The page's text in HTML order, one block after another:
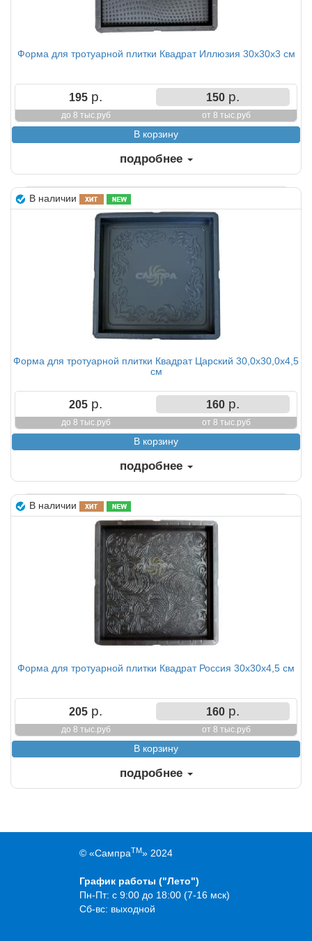
Форма для тротуарной плитки Квадрат Иллюзия 30х30х3 см
195 р.
до 8 тыс.руб
150р.
от 8 тыс.руб
подробнее
В наличии
Форма для тротуарной плитки Квадрат Царский 30,0х30,0х4,5
см
205 р.
до 8 тыс.руб
160р.
от 8 тыс.руб
подробнее
В наличии
Форма для тротуарной плитки Квадрат Россия 30х30х4,5 см
205 р.
до 8 тыс.руб
160р.
от 8 тыс.руб
подробнее
© «СампраTM» 2024
График работы ("Лето")
Пн-Пт: с 9:00 до 18:00 (7-16 мск)
Сб-вс: выходной